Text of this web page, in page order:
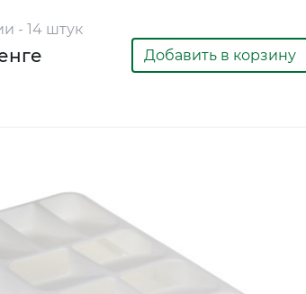
- 14 штук
Добавить в корзину